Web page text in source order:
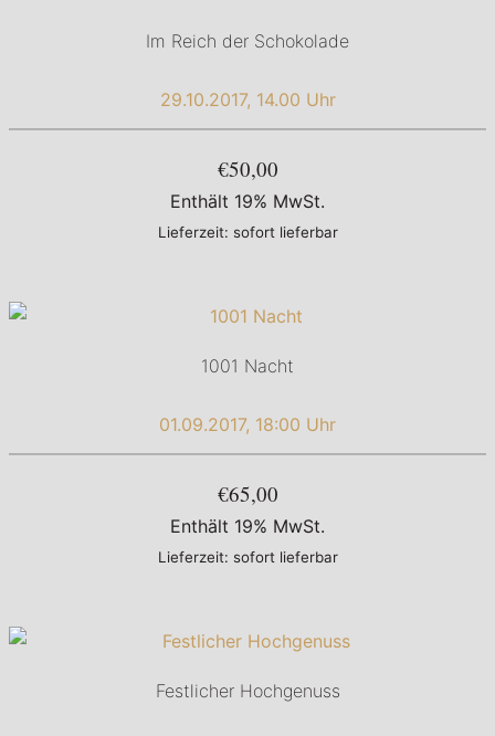
Im Reich der Schokolade
29.10.2017, 14.00 Uhr
€50,00
Enthält 19% MwSt.
Lieferzeit: sofort lieferbar
1001 Nacht
01.09.2017, 18:00 Uhr
€65,00
Enthält 19% MwSt.
Lieferzeit: sofort lieferbar
Festlicher Hochgenuss